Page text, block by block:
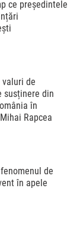
ce președintele
valuri de
susținere din
în
Rapcea
de
în apele